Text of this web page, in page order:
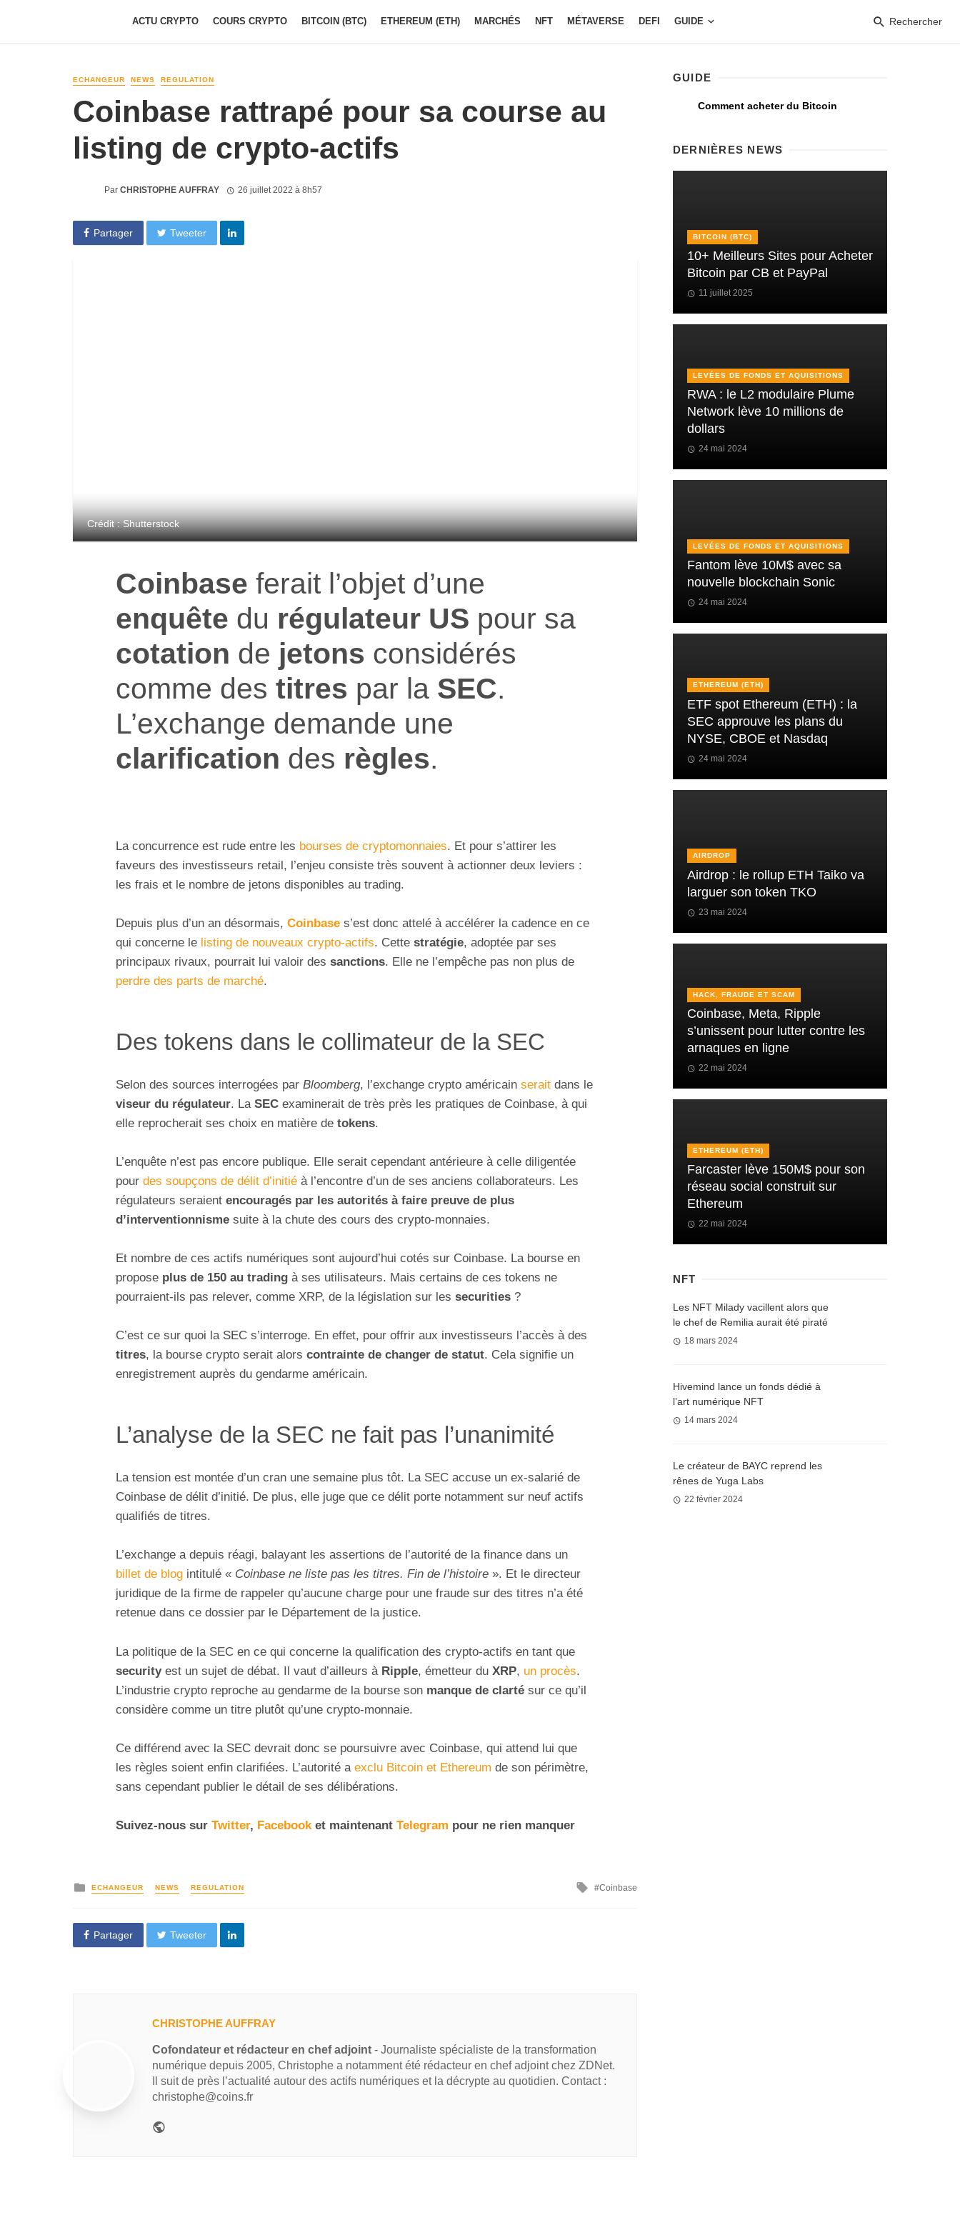
ACTU CRYPTO COURS CRYPTO BITCOIN (BTC) ETHEREUM (ETH) MARCHÉS NFT MÉTAVERSE DEFI GUIDE Rechercher
ECHANGEUR NEWS REGULATION
Coinbase rattrapé pour sa course au
listing de crypto-actifs
Par CHRISTOPHE AUFFRAY 26 juillet 2022 à 8h57
Partager Tweeter
Crédit : Shutterstock
Coinbase ferait l’objet d’une
enquête du régulateur US pour sa
cotation de jetons considérés
comme des titres par la SEC.
L’exchange demande une
clarification des règles.
La concurrence est rude entre les bourses de cryptomonnaies. Et pour s’attirer les
faveurs des investisseurs retail, l’enjeu consiste très souvent à actionner deux leviers :
les frais et le nombre de jetons disponibles au trading.
Depuis plus d’un an désormais, Coinbase s’est donc attelé à accélérer la cadence en ce
qui concerne le listing de nouveaux crypto-actifs. Cette stratégie, adoptée par ses
principaux rivaux, pourrait lui valoir des sanctions. Elle ne l’empêche pas non plus de
perdre des parts de marché.
Des tokens dans le collimateur de la SEC
Selon des sources interrogées par Bloomberg, l’exchange crypto américain serait dans le
viseur du régulateur. La SEC examinerait de très près les pratiques de Coinbase, à qui
elle reprocherait ses choix en matière de tokens.
L’enquête n’est pas encore publique. Elle serait cependant antérieure à celle diligentée
pour des soupçons de délit d’initié à l’encontre d’un de ses anciens collaborateurs. Les
régulateurs seraient encouragés par les autorités à faire preuve de plus
d’interventionnisme suite à la chute des cours des crypto-monnaies.
Et nombre de ces actifs numériques sont aujourd’hui cotés sur Coinbase. La bourse en
propose plus de 150 au trading à ses utilisateurs. Mais certains de ces tokens ne
pourraient-ils pas relever, comme XRP, de la législation sur les securities ?
C’est ce sur quoi la SEC s’interroge. En effet, pour offrir aux investisseurs l’accès à des
titres, la bourse crypto serait alors contrainte de changer de statut. Cela signifie un
enregistrement auprès du gendarme américain.
L’analyse de la SEC ne fait pas l’unanimité
La tension est montée d’un cran une semaine plus tôt. La SEC accuse un ex-salarié de
Coinbase de délit d’initié. De plus, elle juge que ce délit porte notamment sur neuf actifs
qualifiés de titres.
L’exchange a depuis réagi, balayant les assertions de l’autorité de la finance dans un
billet de blog intitulé « Coinbase ne liste pas les titres. Fin de l’histoire ». Et le directeur
juridique de la firme de rappeler qu’aucune charge pour une fraude sur des titres n’a été
retenue dans ce dossier par le Département de la justice.
La politique de la SEC en ce qui concerne la qualification des crypto-actifs en tant que
securityest un sujet de débat. Il vaut d’ailleurs à Ripple, émetteur du XRP, un procès.
L’industrie crypto reproche au gendarme de la bourse son manque de clarté sur ce qu’il
considère comme un titre plutôt qu’une crypto-monnaie.
Ce différend avec la SEC devrait donc se poursuivre avec Coinbase, qui attend lui que
les règles soient enfin clarifiées. L’autorité a exclu Bitcoin et Ethereum de son périmètre,
sans cependant publier le détail de ses délibérations.
Suivez-nous sur Twitter, Facebooket maintenant Telegram pour ne rien manquer
ECHANGEUR NEWS REGULATION Coinbase
Partager Tweeter
CHRISTOPHE AUFFRAY
Cofondateur et rédacteur en chef adjoint - Journaliste spécialiste de la transformation
numérique depuis 2005, Christophe a notamment été rédacteur en chef adjoint chez ZDNet.
Il suit de près l’actualité autour des actifs numériques et la décrypte au quotidien. Contact :
christophe@coins.fr
GUIDE
Comment acheter du Bitcoin
DERNIÈRES NEWS
BITCOIN (BTC)
10+ Meilleurs Sites pour Acheter
Bitcoin par CB et PayPal
11 juillet 2025
LEVÉES DE FONDS ET AQUISITIONS
RWA : le L2 modulaire Plume
Network lève 10 millions de
dollars
24 mai 2024
LEVÉES DE FONDS ET AQUISITIONS
Fantom lève 10M$ avec sa
nouvelle blockchain Sonic
24 mai 2024
ETHEREUM (ETH)
ETF spot Ethereum (ETH) : la
SEC approuve les plans du
NYSE, CBOE et Nasdaq
24 mai 2024
AIRDROP
Airdrop : le rollup ETH Taiko va
larguer son token TKO
23 mai 2024
HACK, FRAUDE ET SCAM
Coinbase, Meta, Ripple
s’unissent pour lutter contre les
arnaques en ligne
22 mai 2024
ETHEREUM (ETH)
Farcaster lève 150M$ pour son
réseau social construit sur
Ethereum
22 mai 2024
NFT
Les NFT Milady vacillent alors que
le chef de Remilia aurait été piraté
18 mars 2024
Hivemind lance un fonds dédié à
l’art numérique NFT
14 mars 2024
Le créateur de BAYC reprend les
rênes de Yuga Labs
22 février 2024